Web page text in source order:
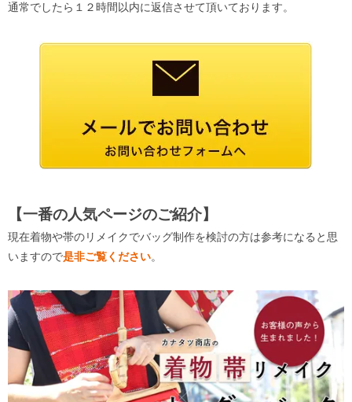
通常でしたら１２時間以内に返信させて頂いております。
【一番の人気ページのご紹介】
現在着物や帯のリメイクでバッグ制作を検討の方は参考になると思
いますので是非ご覧ください。